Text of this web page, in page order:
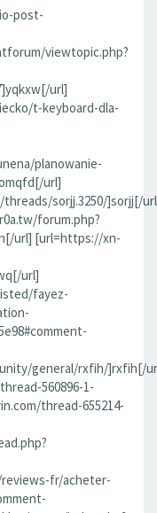
post-
viewtopic.php?
url]
t-keyboard-dla-
planowanie-
url]
sorjj.3250/]sorjj[/
forum.php?
url] [url=https://xn-
url]
fayez-
general/rxfih/]rxfih[/
560896-1-
thread-655214-
fr/acheter-